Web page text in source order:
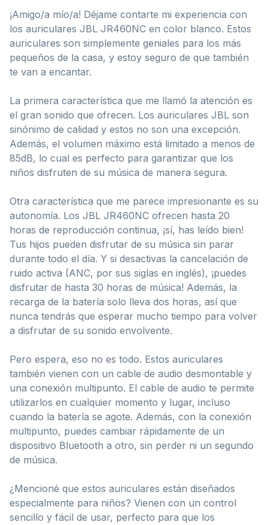
¡Amigo/a mío/a! Déjame contarte mi experiencia con
los auriculares JBL JR460NC en color blanco. Estos
auriculares son simplemente geniales para los más
pequeños de la casa, y estoy seguro de que también
te van a encantar.
La primera característica que me llamó la atención es
el gran sonido que ofrecen. Los auriculares JBL son
sinónimo de calidad y estos no son una excepción.
Además, el volumen máximo está limitado a menos de
85dB, lo cual es perfecto para garantizar que los
niños disfruten de su música de manera segura.
Otra característica que me parece impresionante es su
autonomía. Los JBL JR460NC ofrecen hasta 20
horas de reproducción continua, ¡sí, has leído bien!
Tus hijos pueden disfrutar de su música sin parar
durante todo el día. Y si desactivas la cancelación de
ruido activa (ANC, por sus siglas en inglés), ¡puedes
disfrutar de hasta 30 horas de música! Además, la
recarga de la batería solo lleva dos horas, así que
nunca tendrás que esperar mucho tiempo para volver
a disfrutar de su sonido envolvente.
Pero espera, eso no es todo. Estos auriculares
también vienen con un cable de audio desmontable y
una conexión multipunto. El cable de audio te permite
utilizarlos en cualquier momento y lugar, incluso
cuando la batería se agote. Además, con la conexión
multipunto, puedes cambiar rápidamente de un
dispositivo Bluetooth a otro, sin perder ni un segundo
de música.
¿Mencioné que estos auriculares están diseñados
especialmente para niños? Vienen con un control
sencillo y fácil de usar, perfecto para que los